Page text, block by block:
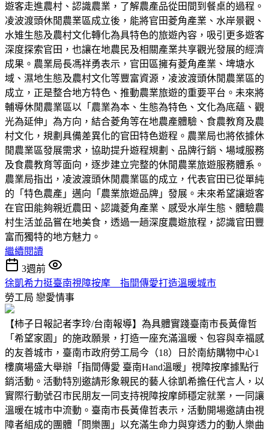
遊客走進農村、認識農業，了解農產品從田間到餐桌的過程。
凌波渡頭休閒農業區成立後，能將官田菱角產業、水岸景觀、
水雉生態及農村文化轉化為具特色的旅遊內容，吸引更多遊客
深度探索官田，也讓在地農民及相關產業共享觀光發展的經濟
成果。農業局長馮祥勇表示，官田區擁有菱角產業、埤塘水
域、濕地生態及農村文化等豐富資源，凌波渡頭休閒農業區的
成立，正是整合地方特色、推動農業旅遊的重要平台。未來將
輔導休閒農業區以「農業為本、生態為特色、文化為底蘊、觀
光為延伸」為方向，結合菱角等在地農產體驗、食農教育及農
村文化，規劃具備差異化的官田特色遊程。農業局也將依據休
閒農業區發展需求，協助提升遊程規劃、品牌行銷、場域服務
及食農教育等面向，逐步建立完整的休閒農業旅遊服務體系。
農業局指出，凌波渡頭休閒農業區的成立，代表官田已從單純
的「特色農產」邁向「農業旅遊品牌」發展。未來希望讓遊客
在官田能夠親近農田、認識菱角產業、感受水岸生態、體驗農
村生活並品嘗在地美食，透過一趟深度農遊旅程，認識官田豐
富而獨特的地方魅力。
繼續閱讀
3週前
徐凱希力挺臺南視障按摩 指間傳愛打造溫暖城市
勞工局 戀愛情事
【柿子日報記者李玲/台南報導】為具體實踐臺南市長黃偉哲
「希望家園」的施政願景，打造一座充滿溫暖、包容與幸福感
的友善城市，臺南市政府勞工局今（18）日於南紡購物中心1
樓廣場盛大舉辦「指間傳愛 臺南Hand溫暖」視障按摩據點行
銷活動。活動特別邀請形象親民的藝人徐凱希擔任代言人，以
實際行動號召市民朋友一同支持視障按摩師穩定就業，一同讓
溫暖在城市中流動。臺南市長黃偉哲表示，活動開場邀請由視
障者組成的團體「問樂團」以充滿生命力與穿透力的動人樂曲